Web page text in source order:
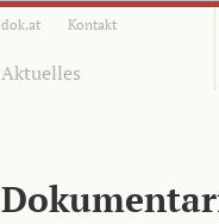
dok.at Kontakt
Aktuelles